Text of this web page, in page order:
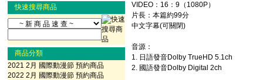
快速搜尋商品
商品分類
2021 2月 國際動漫節 預約商品
2022 2月 國際動漫節 預約商品
VIDEO：16：9（1080P）
片長：本篇約99分
中文字幕(可關閉)
音源：
1. 日語發音Dolby TrueHD 5.1ch
2. 國語發音Dolby Digital 2ch